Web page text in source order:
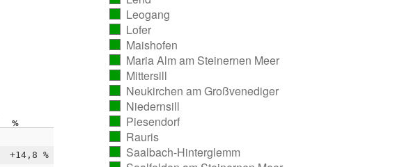
%
+14,8 %
ausgezählt)
Leogang
ausgezählt)
Lofer
ausgezählt)
Maishofen
ausgezählt)
Maria Alm am Steinernen Meer
(vollständig
ausgezählt)
Mittersill
ausgezählt)
Neukirchen am Großvenediger
(vollständig
ausgezählt)
Niedernsill
ausgezählt)
Piesendorf
ausgezählt)
Rauris
ausgezählt)
Saalbach-Hinterglemm(vollständig